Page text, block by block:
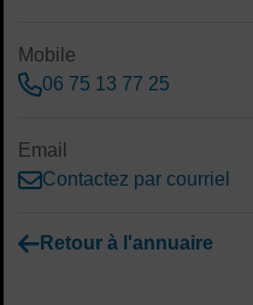
Mobile
06 75 13 77 25
Email
Contactez par courriel
Retour à l'annuaire